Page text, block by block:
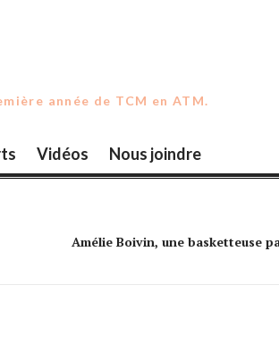
année de TCM en ATM.
Vidéos Nous joindre
Amélie Boivin, une basketteuse